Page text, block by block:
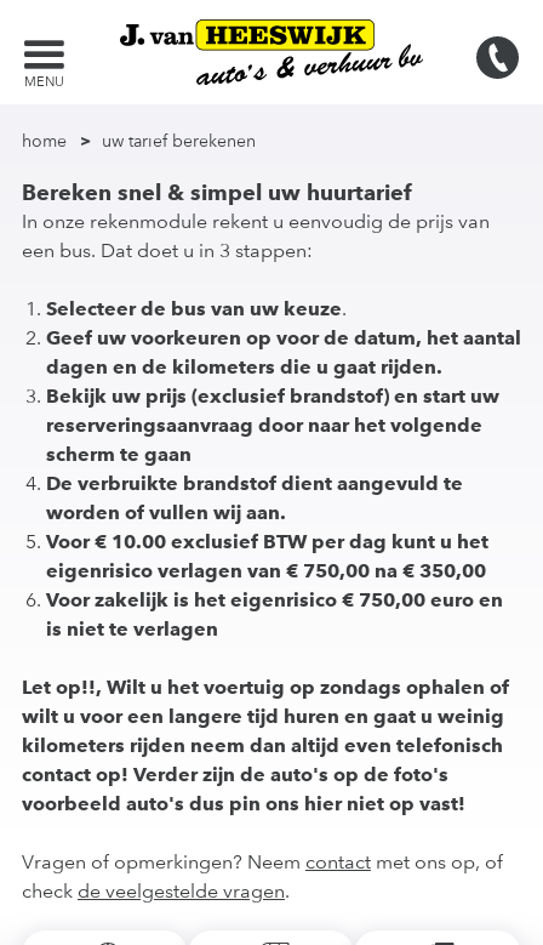
MENU
home uw tarief berekenen
Bereken snel & simpel uw huurtarief
In onze rekenmodule rekent u eenvoudig de prijs van
een bus. Dat doet u in 3 stappen:
Selecteer de bus van uw keuze.
Geef uw voorkeuren op voor de datum, het aantal
dagen en de kilometers die u gaat rijden.
Bekijk uw prijs (exclusief brandstof) en start uw
reserveringsaanvraag door naar het volgende
scherm te gaan
De verbruikte brandstof dient aangevuld te
worden of vullen wij aan.
Voor € 10.00 exclusief BTW per dag kunt u het
eigenrisico verlagen van € 750,00 na € 350,00
Voor zakelijk is het eigenrisico € 750,00 euro en
is niet te verlagen
Let op!!, Wilt u het voertuig op zondags ophalen of
wilt u voor een langere tijd huren en gaat u weinig
kilometers rijden neem dan altijd even telefonisch
contact op! Verder zijn de auto's op de foto's
voorbeeld auto's dus pin ons hier niet op vast!
Vragen of opmerkingen? Neem contactmet ons op, of
check de veelgestelde vragen.